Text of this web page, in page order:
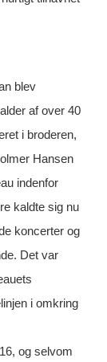
blev
af over 40
i broderen,
Hansen
indenfor
kaldte sig nu
koncerter og
Det var
i omkring
og selvom